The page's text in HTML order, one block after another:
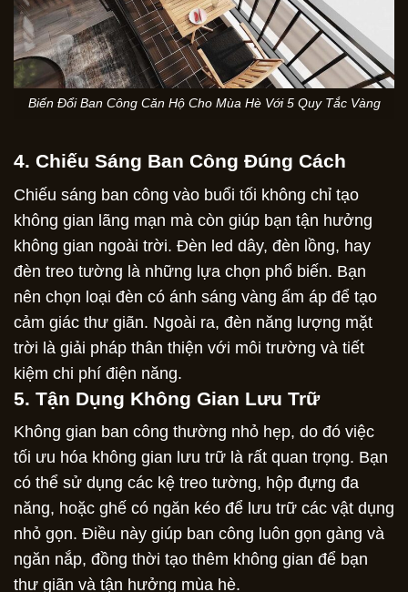
Biến Đổi Ban Công Căn Hộ Cho Mùa Hè Với 5 Quy Tắc Vàng
4. Chiếu Sáng Ban Công Đúng Cách
Chiếu sáng ban công vào buổi tối không chỉ tạo
không gian lãng mạn mà còn giúp bạn tận hưởng
không gian ngoài trời. Đèn led dây, đèn lồng, hay
đèn treo tường là những lựa chọn phổ biến. Bạn
nên chọn loại đèn có ánh sáng vàng ấm áp để tạo
cảm giác thư giãn. Ngoài ra, đèn năng lượng mặt
trời là giải pháp thân thiện với môi trường và tiết
kiệm chi phí điện năng.
5. Tận Dụng Không Gian Lưu Trữ
Không gian ban công thường nhỏ hẹp, do đó việc
tối ưu hóa không gian lưu trữ là rất quan trọng. Bạn
có thể sử dụng các kệ treo tường, hộp đựng đa
năng, hoặc ghế có ngăn kéo để lưu trữ các vật dụng
nhỏ gọn. Điều này giúp ban công luôn gọn gàng và
ngăn nắp, đồng thời tạo thêm không gian để bạn
thư giãn và tận hưởng mùa hè.